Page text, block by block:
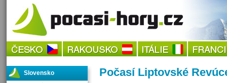
Počasí Liptovské
Slovensko